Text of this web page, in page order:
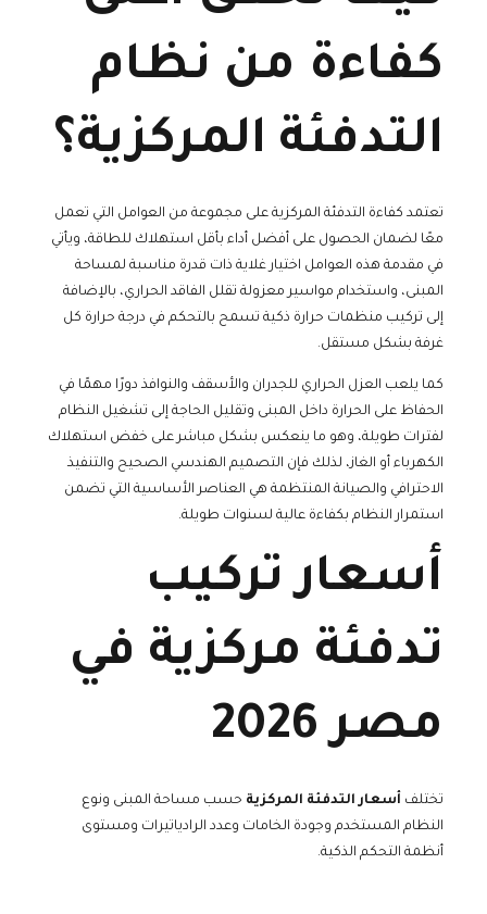
كفاءة من نظام
التدفئة المركزية؟
تعتمد كفاءة التدفئة المركزية على مجموعة من العوامل التي تعمل
معًا لضمان الحصول على أفضل أداء بأقل استهلاك للطاقة، ويأتي
في مقدمة هذه العوامل اختيار غلاية ذات قدرة مناسبة لمساحة
المبنى، واستخدام مواسير معزولة تقلل الفاقد الحراري، بالإضافة
إلى تركيب منظمات حرارة ذكية تسمح بالتحكم في درجة حرارة كل
غرفة بشكل مستقل.
كما يلعب العزل الحراري للجدران والأسقف والنوافذ دورًا مهمًا في
الحفاظ على الحرارة داخل المبنى وتقليل الحاجة إلى تشغيل النظام
لفترات طويلة، وهو ما ينعكس بشكل مباشر على خفض استهلاك
الكهرباء أو الغاز، لذلك فإن التصميم الهندسي الصحيح والتنفيذ
الاحترافي والصيانة المنتظمة هي العناصر الأساسية التي تضمن
استمرار النظام بكفاءة عالية لسنوات طويلة.
أسعار تركيب
تدفئة مركزية في
مصر 2026
تختلف أسعار التدفئة المركزية حسب مساحة المبنى ونوع
النظام المستخدم وجودة الخامات وعدد الرادياتيرات ومستوى
أنظمة التحكم الذكية.